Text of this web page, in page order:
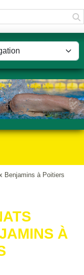
Benjamins à Poitiers
À